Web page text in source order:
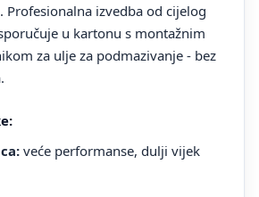
Profesionalna izvedba od cijelog
u kartonu s montažnim
za ulje za podmazivanje - bez
veće performanse, dulji vijek